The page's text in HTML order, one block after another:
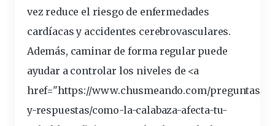
vez reduce el riesgo de enfermedades
cardíacas y accidentes cerebrovasculares.
Además, caminar de forma regular puede
ayudar a controlar los niveles de <a
href="https://www.chusmeando.com/preguntas-
y-respuestas/como-la-calabaza-afecta-tu-